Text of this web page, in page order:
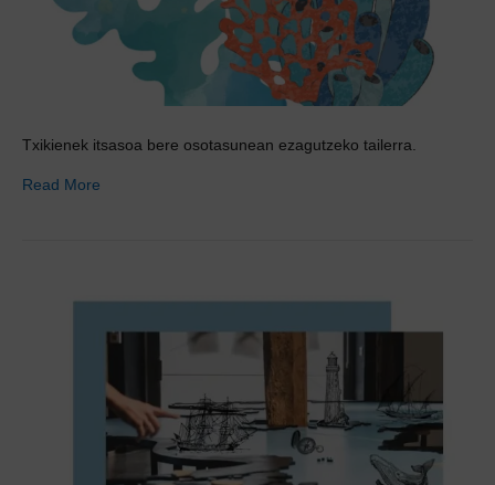
Txikienek itsasoa bere osotasunean ezagutzeko tailerra.
Read More